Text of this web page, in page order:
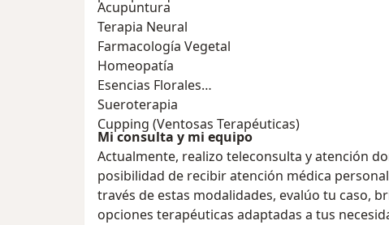
Acupuntura
Terapia Neural
Farmacología Vegetal
Homeopatía
Esencias Florales
Sueroterapia
Cupping (Ventosas Terapéuticas)
Mi consulta y mi equipo
Actualmente, realizo teleconsulta y atención
posibilidad de recibir atención médica
través de estas modalidades, evalúo tu caso,
opciones terapéuticas adaptadas a tus